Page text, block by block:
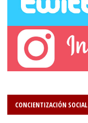
CONCIENTIZACIÓN SOCIAL